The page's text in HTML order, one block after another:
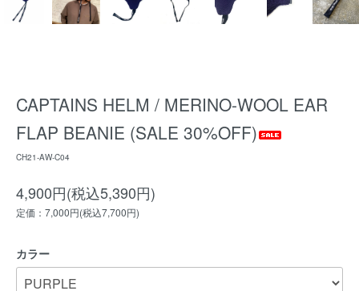
CAPTAINS HELM / MERINO-WOOL EAR
FLAP BEANIE (SALE 30%OFF)
CH21-AW-C04
4,900円(税込5,390円)
定価：7,000円(税込7,700円)
カラー